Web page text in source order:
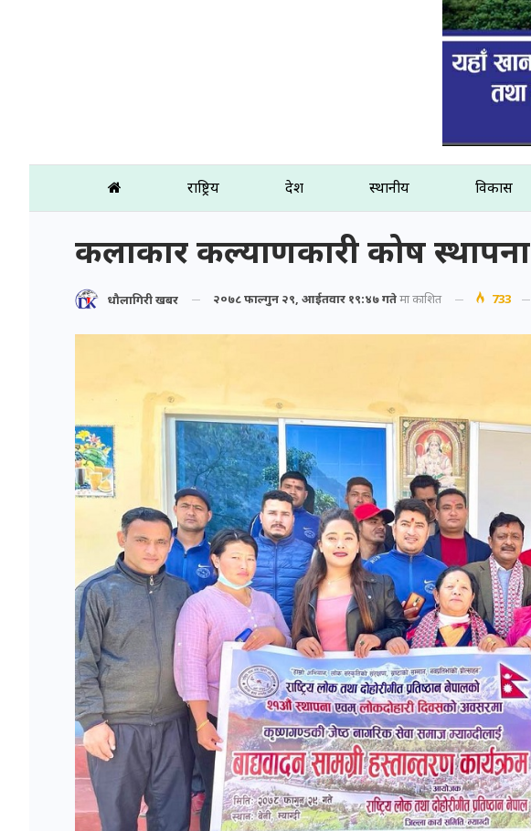
राष्ट्रिय प्रदेश स्थानीय विकास
कलाकार कल्याणकारी कोष स्थापना
धौलागिरी खबर २०७८ फाल्गुन २९, आईतवार १९:४७ गतेमा प्रकाशित 733